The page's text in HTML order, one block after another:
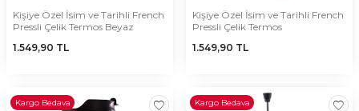
Kişiye Özel İsim ve Tarihli French
Pressli Çelik Termos Beyaz
1.549,90 TL
Kişiye Özel İsim ve Tarihli French
Pressli Çelik Termos
1.549,90 TL
Kargo Bedava Kargo Bedava